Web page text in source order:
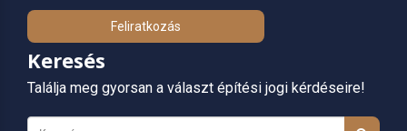
Feliratkozás
Keresés
Találja meg gyorsan a választ építési jogi kérdéseire!